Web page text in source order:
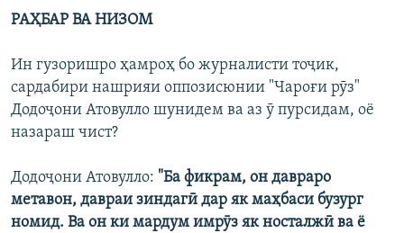
РАҲБАР ВА НИЗОМ
Ин гузоришро ҳамроҳ бо журналисти тоҷик,
сардабири нашрияи оппозисюнии "Чароғи рӯз"
Додоҷони Атовулло шунидем ва аз ӯ пурсидам, оё
назараш чист?
Додоҷони Атовулло: "Ба фикрам, он давраро
метавон, давраи зиндагӣ дар як маҳбаси бузург
номид. Ва он ки мардум имрӯз як носталжӣ ва ё